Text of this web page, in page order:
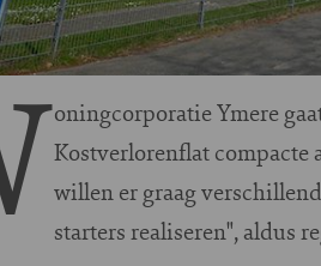
oningcorporatie Ymere
Kostverlorenflat compacte
willen er graag
starters realiseren", aldus